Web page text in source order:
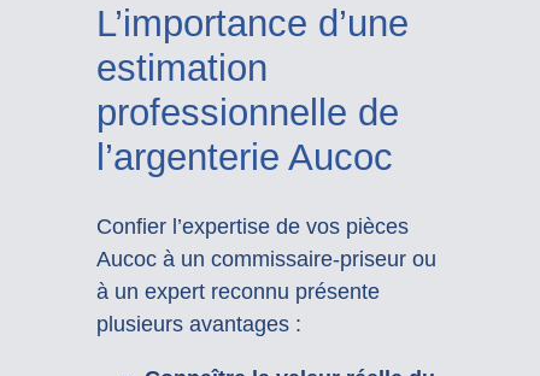
L’importance d’une
estimation
professionnelle de
l’argenterie Aucoc
Confier l’expertise de vos pièces
Aucoc à un commissaire-priseur ou
à un expert reconnu présente
plusieurs avantages :